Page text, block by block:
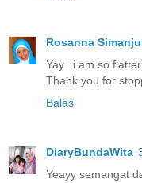
Rosanna
Yay.. i am so
Thank you for
Balas
DiaryBundaWita
Yeayy semangat